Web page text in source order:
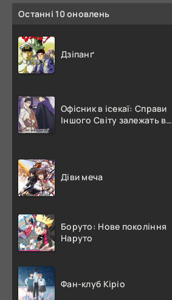
Останні 10 оновлень
Дзіпанґ
Офісник в ісекаї: Справи
Іншого Світу залежать від
Діви меча
Боруто: Нове покоління
Наруто
Фан-клуб Кіріо